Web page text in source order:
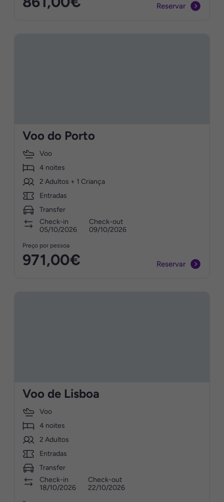
Reservar
Voo do Porto
Voo
4 noites
2 Adultos + 1 Criança
Entradas
Transfer
Check-in
05/10/2026
Check-out
09/10/2026
Preço por pessoa
971,00€ Reservar
Voo de Lisboa
Voo
4 noites
2 Adultos
Entradas
Transfer
Check-in
18/10/2026
Check-out
22/10/2026